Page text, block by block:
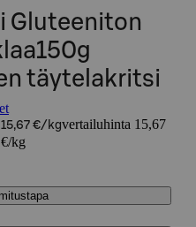
Gluteeniton
täytelakritsi
15,67 €/kgvertailuhinta 15,67
€/kg